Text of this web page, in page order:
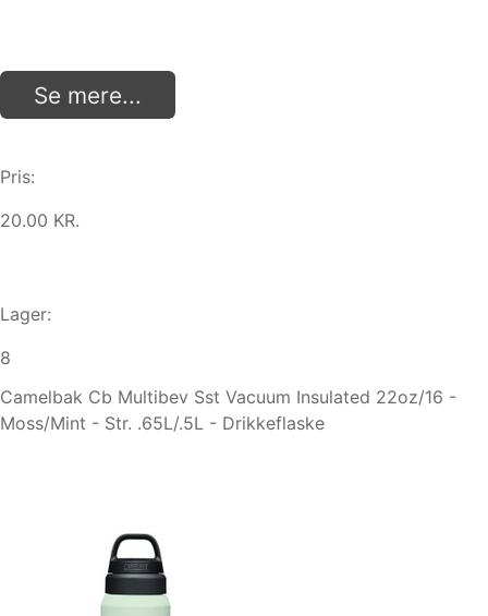
Se mere...
Pris:
20.00 KR.
Lager:
8
Camelbak Cb Multibev Sst Vacuum Insulated 22oz/16 -
Moss/Mint - Str. .65L/.5L - Drikkeflaske